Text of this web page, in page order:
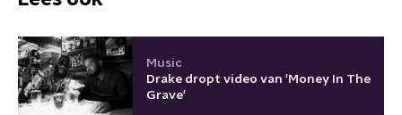
Music
Drake dropt video van 'Money In The
Grave'